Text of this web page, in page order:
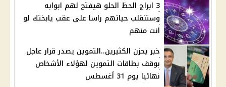
3 ابراج الحظ الحلو هيفتح لهم ابوابه
وستنقلب حياتهم راسا على عقب يابختك لو
انت منهم
خبر يحزن الكثيرين..التموين يصدر قرار عاجل
بوقف بطاقات التموين لهؤلاء الأشخاص
نهائيا يوم 31 أغسطس